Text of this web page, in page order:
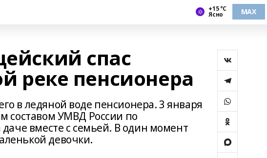
+15 °С
Ясно MAX
спас
реке пенсионера
в ледяной воде пенсионера. 3 января
составом УМВД России по
вместе с семьей. В один момент
девочки.